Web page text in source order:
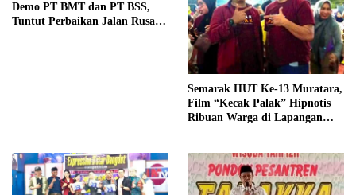
Demo PT BMT dan PT BSS,
Tuntut Perbaikan Jalan Rusak
Semarak HUT Ke-13 Muratara,
Film “Kecak Palak” Hipnotis
Ribuan Warga di Lapangan